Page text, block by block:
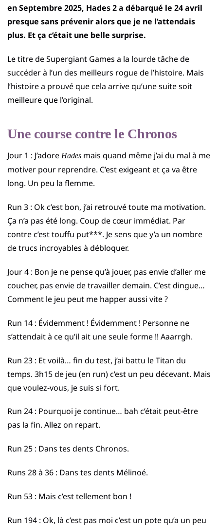
en Septembre 2025, Hades 2 a débarqué le 24 avril
presque sans prévenir alors que je ne l’attendais
plus. Et ça c’était une belle surprise.
Le titre de Supergiant Games a la lourde tâche de
succéder à l’un des meilleurs rogue de l’histoire. Mais
l’histoire a prouvé que cela arrive qu’une suite soit
meilleure que l’original.
Une course contre le Chronos
Jour 1 : J’adore Hades mais quand même j’ai du mal à me
motiver pour reprendre. C’est exigeant et ça va être
long. Un peu la flemme.
Run 3 : Ok c’est bon, j’ai retrouvé toute ma motivation.
Ça n’a pas été long. Coup de cœur immédiat. Par
contre c’est touffu put***. Je sens que y’a un nombre
de trucs incroyables à débloquer.
Jour 4 : Bon je ne pense qu’à jouer, pas envie d’aller me
coucher, pas envie de travailler demain. C’est dingue…
Comment le jeu peut me happer aussi vite ?
Run 14 : Évidemment ! Évidemment ! Personne ne
s’attendait à ce qu’il ait une seule forme !! Aaarrgh.
Run 23 : Et voilà… fin du test, j’ai battu le Titan du
temps. 3h15 de jeu (en run) c’est un peu décevant. Mais
que voulez-vous, je suis si fort.
Run 24 : Pourquoi je continue… bah c’était peut-être
pas la fin. Allez on repart.
Run 25 : Dans tes dents Chronos.
Runs 28 à 36 : Dans tes dents Mélinoé.
Run 53 : Mais c’est tellement bon !
Run 194 : Ok, là c’est pas moi c’est un pote qu’a un peu